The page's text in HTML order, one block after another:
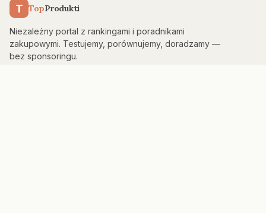
T TopProdukti
Niezależny portal z rankingami i poradnikami
zakupowymi. Testujemy, porównujemy, doradzamy —
bez sponsoringu.